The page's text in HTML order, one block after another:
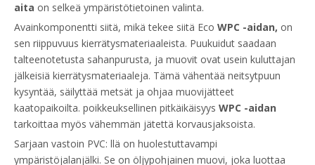
aita on selkeä ympäristötietoinen valinta.
Avainkomponentti siitä, mikä tekee siitä Eco WPC -aidan, on
sen riippuvuus kierrätysmateriaaleista. Puukuidut saadaan
talteenotetusta sahanpurusta, ja muovit ovat usein kuluttajan
jälkeisiä kierrätysmateriaaleja. Tämä vähentää neitsytpuun
kysyntää, säilyttää metsät ja ohjaa muovijätteet
kaatopaikoilta. poikkeuksellinen pitkäikäisyys WPC -aidan
tarkoittaa myös vähemmän jätettä korvausjaksoista.
Sarjaan vastoin PVC: llä on huolestuttavampi
ympäristöjalanjälki. Se on öljypohjainen muovi, joka luottaa